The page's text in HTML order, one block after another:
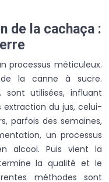
de la cachaça :
processus méticuleux.
la canne à sucre.
sont utilisées, influant
extraction du jus, celui-
parfois des semaines,
un processus
alcool. Puis vient la
la qualité et le
méthodes sont